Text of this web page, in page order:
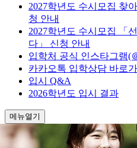
2027학년도 수시모집 찾
청 안내
2027학년도 수시모집 「
다」 신청 안내
입학처 공식 인스타그램(
카카오톡 입학상담 바로가
입시 Q&A
2026학년도 입시 결과
메뉴열기